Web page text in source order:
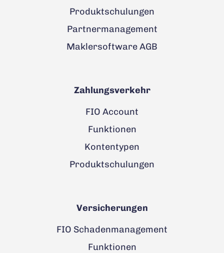
Produktschulungen
Partnermanagement
Maklersoftware AGB
Zahlungsverkehr
FIO Account
Funktionen
Kontentypen
Produktschulungen
Versicherungen
FIO Schadenmanagement
Funktionen